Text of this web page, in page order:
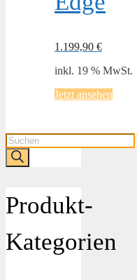
1.199,90 €
inkl. 19 % MwSt.
Jetzt ansehen
Products
search
Produkt-
Kategorien